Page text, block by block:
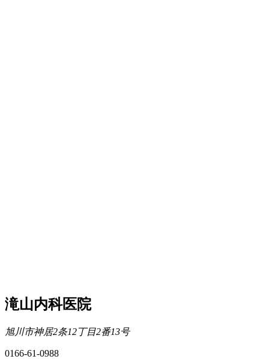
滝山内科医院
旭川市神居2条12丁目2番13号
0166-61-0988